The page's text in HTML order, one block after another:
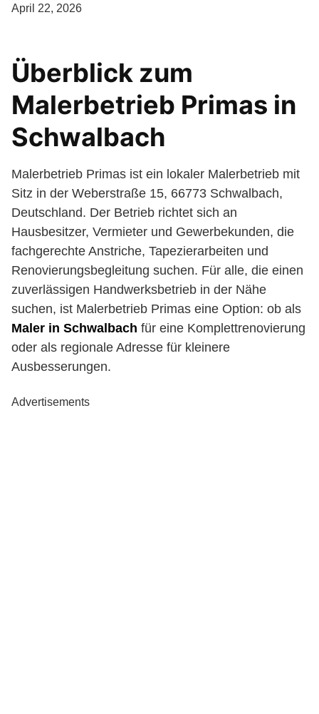
April 22, 2026
Überblick zum
Malerbetrieb Primas in
Schwalbach
Malerbetrieb Primas ist ein lokaler Malerbetrieb mit
Sitz in der Weberstraße 15, 66773 Schwalbach,
Deutschland. Der Betrieb richtet sich an
Hausbesitzer, Vermieter und Gewerbekunden, die
fachgerechte Anstriche, Tapezierarbeiten und
Renovierungsbegleitung suchen. Für alle, die einen
zuverlässigen Handwerksbetrieb in der Nähe
suchen, ist Malerbetrieb Primas eine Option: ob als
Maler in Schwalbach für eine Komplettrenovierung
oder als regionale Adresse für kleinere
Ausbesserungen.
Advertisements